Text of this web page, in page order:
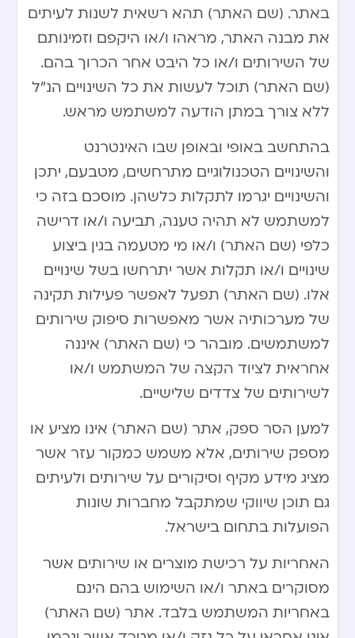
באתר. (שם האתר) תהא רשאית לשנות לעיתים
את מבנה האתר, מראהו ו/או היקפם וזמינותם
של השירותים ו/או כל היבט אחר הכרוך בהם.
(שם האתר) תוכל לעשות את כל השינויים הנ”ל
ללא צורך במתן הודעה למשתמש מראש.
בהתחשב באופי ובאופן שבו האינטרנט
והשינויים הטכנולוגיים מתרחשים, מטבעם, יתכן
והשינויים יגרמו לתקלות כלשהן. מוסכם בזה כי
למשתמש לא תהיה טענה, תביעה ו/או דרישה
כלפי (שם האתר) ו/או מי מטעמה בגין ביצוע
שינויים ו/או תקלות אשר יתרחשו בשל שינויים
אלו. (שם האתר) תפעל לאפשר פעילות תקינה
של מערכותיה אשר מאפשרות סיפוק שירותים
למשתמשים. מובהר כי (שם האתר) איננה
אחראית לציוד הקצה של המשתמש ו/או
לשירותים של צדדים שלישיים.
למען הסר ספק, אתר (שם האתר) אינו מציע או
מספק שירותים, אלא משמש כמקור עזר אשר
מציג מידע מקיף וסיקורים על שירותים ולעיתים
גם תוכן שיווקי שמתקבל מחברות שונות
הפועלות בתחום בישראל.
האחריות על רכישת מוצרים או שירותים אשר
מסוקרים באתר ו/או השימוש בהם הינם
באחריות המשתמש בלבד. אתר (שם האתר)